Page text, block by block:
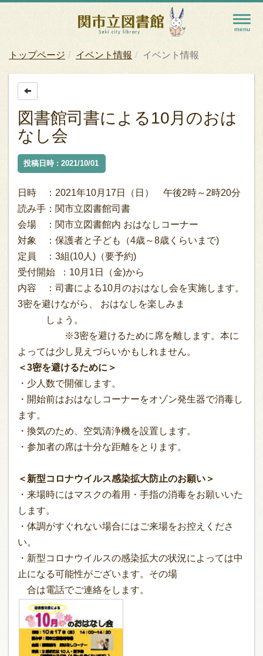
トップページ イベント情報 イベント情報
図書館司書による10月のおは
なし会
投稿日時 : 2021/10/01
日時 ：2021年10月17日（日） 午後2時～2時20分
読み手：関市立図書館司書
会場 ：関市立図書館内 おはなしコーナー
対象 ：保護者と子ども（4歳～8歳くらいまで)
定員 ：3組(10人)（要予約)
受付開始 ：10月1日（金)から
内容 ：司書による10月のおはなし会を実施します。
3密を避けながら、 おはなしを楽しみま
しょう。
※3密を避けるために席を離します。本に
よっては少し見えづらいかもしれません。
＜3密を避けるために＞
・少人数で開催します。
・開始前はおはなしコーナーをオゾン発生器で消毒し
ます。
・換気のため、空気清浄機を設置します。
・参加者の席は十分な距離をとります。
＜新型コロナウイルス感染拡大防止のお願い＞
・来場時にはマスクの着用・手指の消毒をお願いいた
します。
・体調がすぐれない場合にはご来場をお控えくださ
い。
・新型コロナウイルスの感染拡大の状況によっては中
止になる可能性がございます。その場
合は電話でご連絡をします。